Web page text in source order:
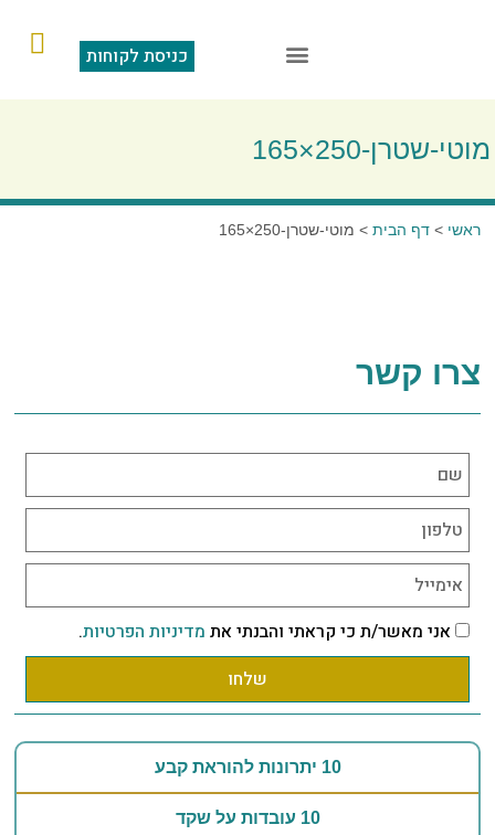
כניסת לקוחות
מוטי-שטרן-250×165
ראשי >דף הבית > מוטי-שטרן-250×165
צרו קשר
אני מאשר/ת כי קראתי והבנתי את מדיניות הפרטיות.
שלחו
10 יתרונות להוראת קבע
10 עובדות על שקד